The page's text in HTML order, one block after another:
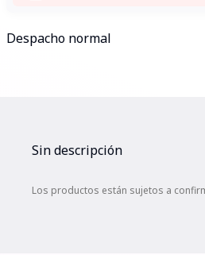
Despacho normal
Sin descripción
Los productos están sujetos a